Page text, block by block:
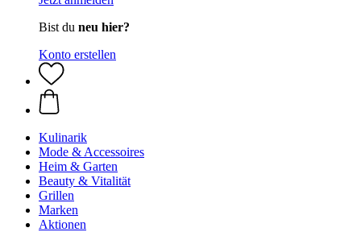
Bist du neu hier?
Konto erstellen
Kulinarik
Mode & Accessoires
Heim & Garten
Beauty & Vitalität
Grillen
Marken
Aktionen